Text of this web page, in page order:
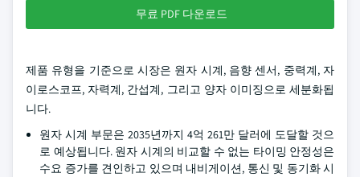
무료 PDF 다운로드
제품 유형을 기준으로 시장은 원자 시계, 음향 센서, 중력계, 자
이로스코프, 자력계, 간섭계, 그리고 양자 이미징으로 세분화됩
니다.
원자 시계 부문은 2035년까지 4억 261만 달러에 도달할 것으
로 예상됩니다. 원자 시계의 비교할 수 없는 타이밍 안정성은
수요 증가를 견인하고 있으며 내비게이션, 통신 및 동기화 시